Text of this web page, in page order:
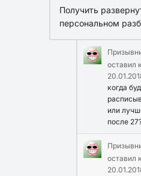
Получить
персональном
оставил
когда
или
после
оставил